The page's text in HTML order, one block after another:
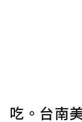
吃。台南